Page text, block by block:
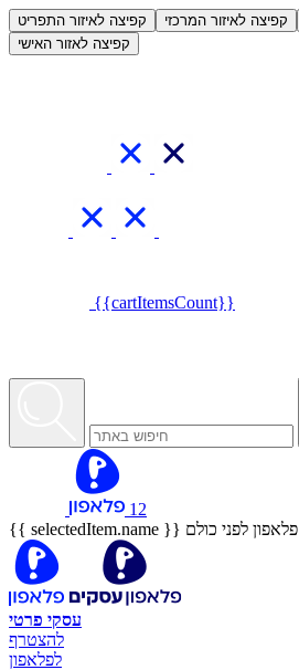
קפיצה לאיזור התפריט קפיצה לאיזור המרכזי
קפיצה לאזור האישי
{{cartItemsCount}}
12
{{ selectedItem.name }} פלאפון לפני כולם
עסקי פרטי
להצטרף
לפלאפון